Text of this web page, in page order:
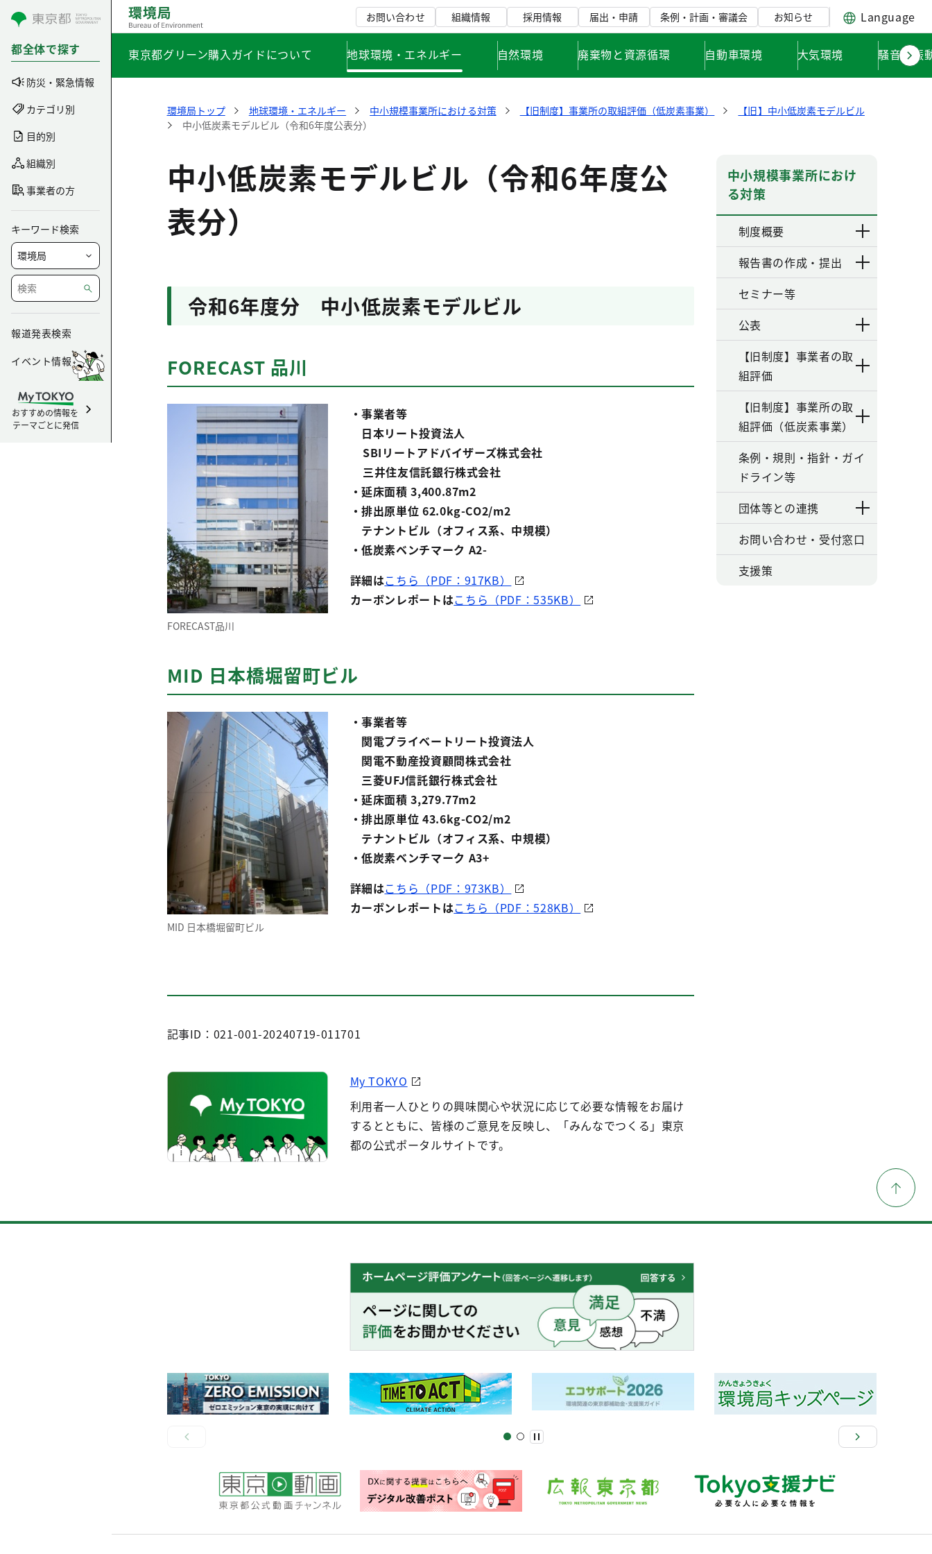
コンテンツにスキップ
都全体で探す
防災・緊急情報
カテゴリ別
目的別
組織別
事業者の方
キーワード検索
報道発表検索
イベント情報
おすすめの情報を
テーマごとに発信
お問い合わせ 組織情報 採用情報 届出・申請 条例・計画・審議会 お知らせ Language
東京都グリーン購入ガイドについて 地球環境・エネルギー 自然環境 廃棄物と資源循環 自動車環境 大気環境 騒音・振
環境局トップ 地球環境・エネルギー 中小規模事業所における対策 【旧制度】事業所の取組評価（低炭素事業）
【旧】中小低炭素モデルビル
中小低炭素モデルビル（令和6年度公表分）
中小低炭素モデルビル（令和6年度公
表分）
令和6年度分 中小低炭素モデルビル
FORECAST 品川
FORECAST品川
・事業者等
日本リート投資法人
SBIリートアドバイザーズ株式会社
三井住友信託銀行株式会社
・延床面積 3,400.87m2
・排出原単位 62.0kg-CO2/m2
テナントビル（オフィス系、中規模）
・低炭素ベンチマーク A2-
詳細はこちら（PDF：917KB）
カーボンレポートはこちら（PDF：535KB）
MID 日本橋堀留町ビル
MID 日本橋堀留町ビル
・事業者等
関電プライベートリート投資法人
関電不動産投資顧問株式会社
三菱UFJ信託銀行株式会社
・延床面積 3,279.77m2
・排出原単位 43.6kg-CO2/m2
テナントビル（オフィス系、中規模）
・低炭素ベンチマーク A3+
詳細はこちら（PDF：973KB）
カーボンレポートはこちら（PDF：528KB）
記事ID：021-001-20240719-011701
My TOKYO
利用者一人ひとりの興味関心や状況に応じて必要な情報をお届け
するとともに、皆様のご意見を反映し、「みんなでつくる」東京
都の公式ポータルサイトです。
中小規模事業所におけ
る対策
制度概要
報告書の作成・提出
セミナー等
公表
【旧制度】事業者の取
組評価
【旧制度】事業所の取
組評価（低炭素事業）
条例・規則・指針・ガイ
ドライン等
団体等との連携
お問い合わせ・受付窓口
支援策